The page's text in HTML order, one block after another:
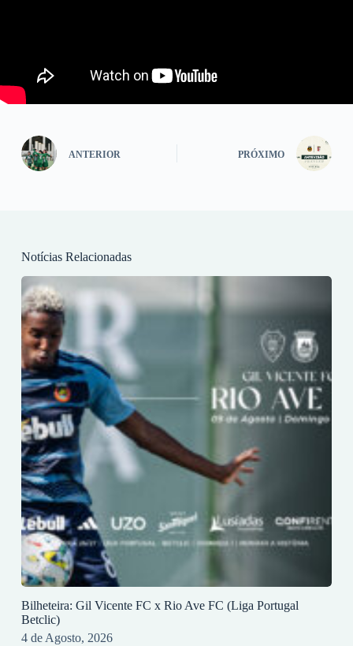
ANTERIOR PRÓXIMO
Notícias Relacionadas
Bilheteira: Gil Vicente FC x Rio Ave FC (Liga Portugal
Betclic)
4 de Agosto, 2026